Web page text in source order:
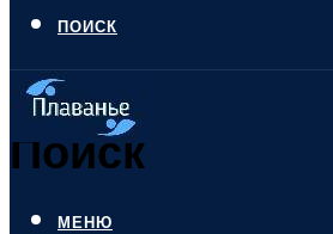
ПОИСК
Поиск
МЕНЮ